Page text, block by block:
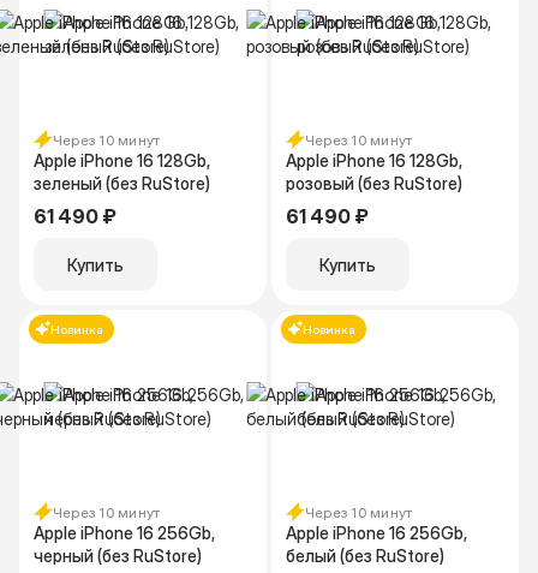
Через 10 минут
Apple iPhone 16 128Gb,
зеленый (без RuStore)
61 490 ₽
Купить
Через 10 минут
Apple iPhone 16 128Gb,
розовый (без RuStore)
61 490 ₽
Купить
Новинка
Через 10 минут
Apple iPhone 16 256Gb,
черный (без RuStore)
Новинка
Через 10 минут
Apple iPhone 16 256Gb,
белый (без RuStore)